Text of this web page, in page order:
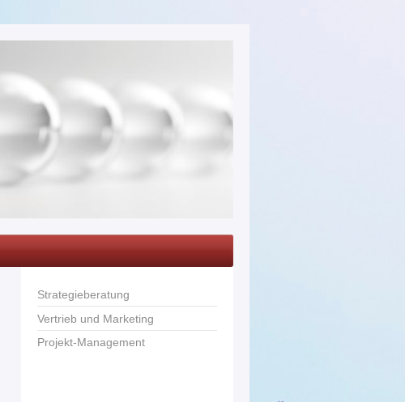
Strategieberatung
Vertrieb und Marketing
Projekt-Management